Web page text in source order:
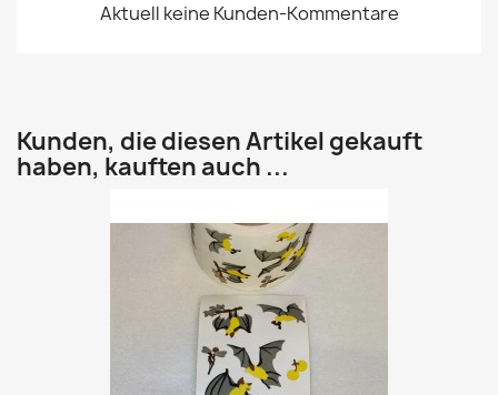
Aktuell keine Kunden-Kommentare
Kunden, die diesen Artikel gekauft
haben, kauften auch ...